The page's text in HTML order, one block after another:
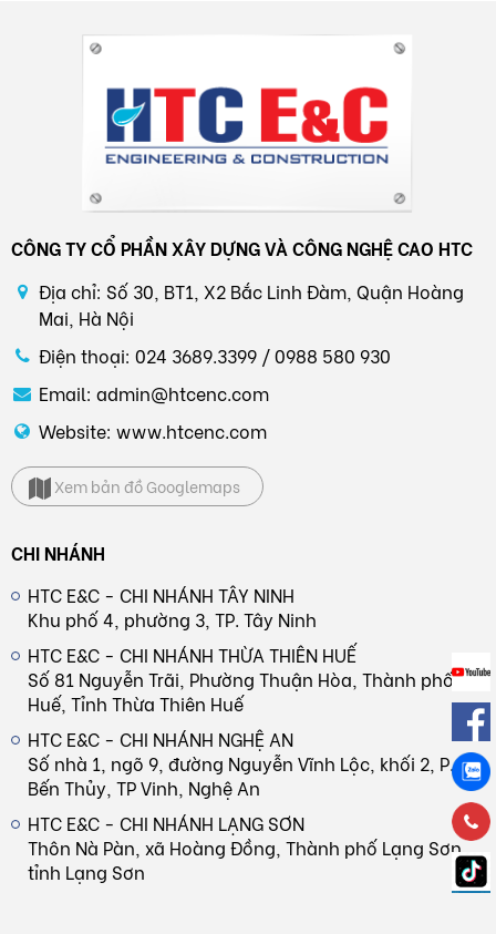
CÔNG TY CỔ PHẦN XÂY DỰNG VÀ CÔNG NGHỆ CAO HTC
Địa chỉ: Số 30, BT1, X2 Bắc Linh Đàm, Quận Hoàng
Mai, Hà Nội
Điện thoại: 024 3689.3399 / 0988 580 930
Email: admin@htcenc.com
Website: www.htcenc.com
Xem bản đồ Googlemaps
CHI NHÁNH
HTC E&C - CHI NHÁNH TÂY NINH
Khu phố 4, phường 3, TP. Tây Ninh
HTC E&C - CHI NHÁNH THỪA THIÊN HUẾ
Số 81 Nguyễn Trãi, Phường Thuận Hòa, Thành phố
Huế, Tỉnh Thừa Thiên Huế
HTC E&C - CHI NHÁNH NGHỆ AN
Số nhà 1, ngõ 9, đường Nguyễn Vĩnh Lộc, khối 2, P.
Bến Thủy, TP Vinh, Nghệ An
HTC E&C - CHI NHÁNH LẠNG SƠN
Thôn Nà Pàn, xã Hoàng Đồng, Thành phố Lạng Sơn,
tỉnh Lạng Sơn